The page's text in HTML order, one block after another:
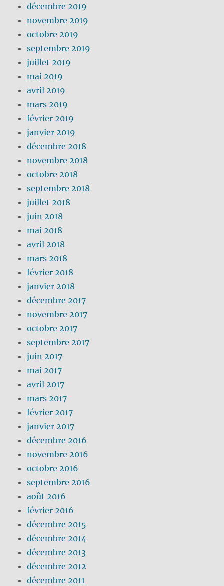
décembre 2019
novembre 2019
octobre 2019
septembre 2019
juillet 2019
mai 2019
avril 2019
mars 2019
février 2019
janvier 2019
décembre 2018
novembre 2018
octobre 2018
septembre 2018
juillet 2018
juin 2018
mai 2018
avril 2018
mars 2018
février 2018
janvier 2018
décembre 2017
novembre 2017
octobre 2017
septembre 2017
juin 2017
mai 2017
avril 2017
mars 2017
février 2017
janvier 2017
décembre 2016
novembre 2016
octobre 2016
septembre 2016
août 2016
février 2016
décembre 2015
décembre 2014
décembre 2013
décembre 2012
décembre 2011